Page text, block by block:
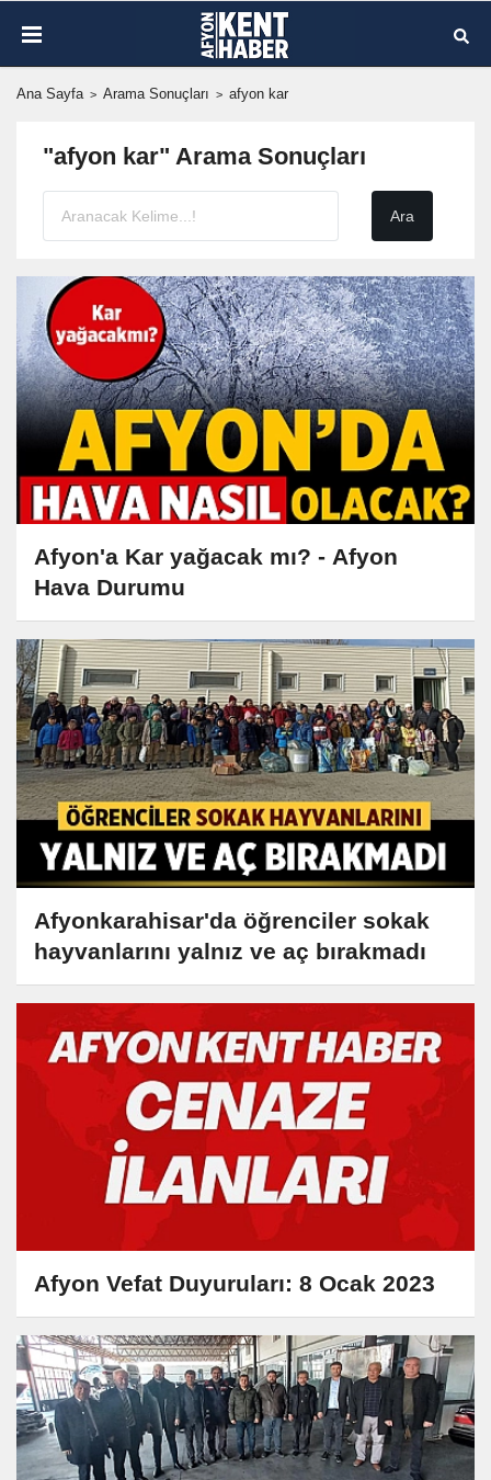
Ana Sayfa Arama Sonuçları afyon kar
"afyon kar" Arama Sonuçları
Afyon'a Kar yağacak mı? - Afyon
Hava Durumu
Afyonkarahisar'da öğrenciler sokak
hayvanlarını yalnız ve aç bırakmadı
Afyon Vefat Duyuruları: 8 Ocak 2023